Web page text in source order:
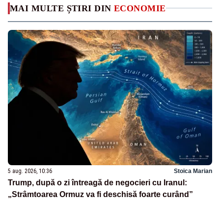
MAI MULTE ȘTIRI DIN ECONOMIE
5 aug. 2026, 10:36 Stoica Marian
Trump, după o zi întreagă de negocieri cu Iranul:
„Strâmtoarea Ormuz va fi deschisă foarte curând”